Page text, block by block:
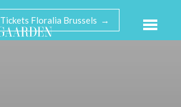
Tickets Floralia Brussels →